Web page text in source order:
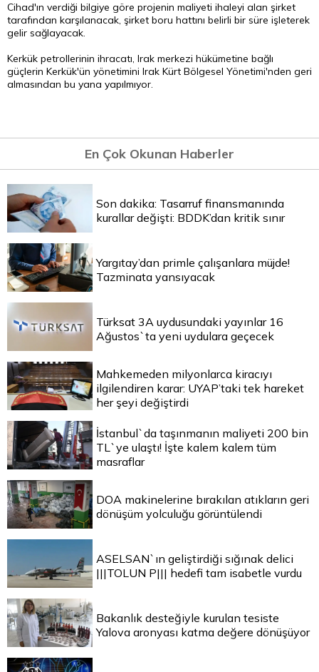
Cihad'ın verdiği bilgiye göre projenin maliyeti ihaleyi alan şirket
tarafından karşılanacak, şirket boru hattını belirli bir süre işleterek
gelir sağlayacak.
Kerkük petrollerinin ihracatı, Irak merkezi hükümetine bağlı
güçlerin Kerkük'ün yönetimini Irak Kürt Bölgesel Yönetimi'nden geri
almasından bu yana yapılmıyor.
En Çok Okunan Haberler
Son dakika: Tasarruf finansmanında
kurallar değişti: BDDK’dan kritik sınır
Yargıtay’dan primle çalışanlara müjde!
Tazminata yansıyacak
Türksat 3A uydusundaki yayınlar 16
Ağustos`ta yeni uydulara geçecek
Mahkemeden milyonlarca kiracıyı
ilgilendiren karar: UYAP’taki tek hareket
her şeyi değiştirdi
İstanbul`da taşınmanın maliyeti 200 bin
TL`ye ulaştı! İşte kalem kalem tüm
masraflar
DOA makinelerine bırakılan atıkların geri
dönüşüm yolculuğu görüntülendi
ASELSAN`ın geliştirdiği sığınak delici
|||TOLUN P||| hedefi tam isabetle vurdu
Bakanlık desteğiyle kurulan tesiste
Yalova aronyası katma değere dönüşüyor